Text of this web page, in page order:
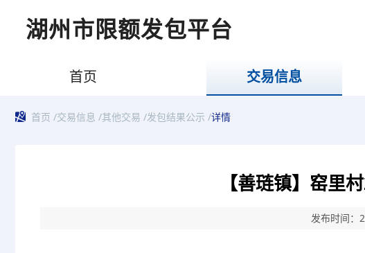
湖州市限额发包平台
首页 交易信息
首页 /交易信息 /其他交易 /发包结果公示 /详情
【善琏镇】窑里
发布时间：